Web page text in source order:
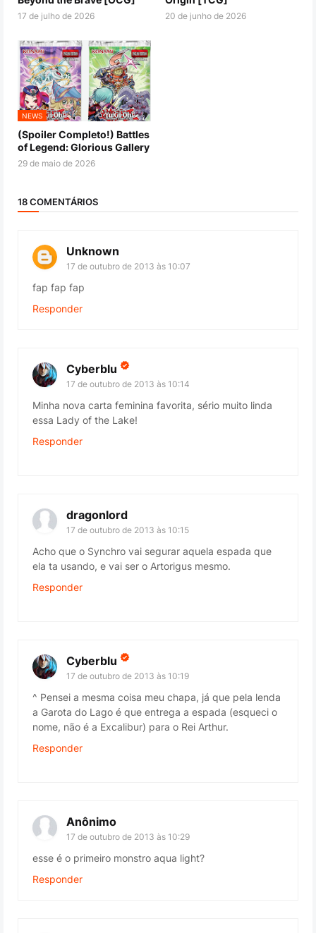
17 de julho de 2026 20 de junho de 2026
NEWS
(Spoiler Completo!) Battles
of Legend: Glorious Gallery
29 de maio de 2026
18 COMENTÁRIOS
Unknown
17 de outubro de 2013 às 10:07
fap fap fap
Responder
Cyberblu
17 de outubro de 2013 às 10:14
Minha nova carta feminina favorita, sério muito linda
essa Lady of the Lake!
Responder
dragonlord
17 de outubro de 2013 às 10:15
Acho que o Synchro vai segurar aquela espada que
ela ta usando, e vai ser o Artorigus mesmo.
Responder
Cyberblu
17 de outubro de 2013 às 10:19
^ Pensei a mesma coisa meu chapa, já que pela lenda
a Garota do Lago é que entrega a espada (esqueci o
nome, não é a Excalibur) para o Rei Arthur.
Responder
Anônimo
17 de outubro de 2013 às 10:29
esse é o primeiro monstro aqua light?
Responder